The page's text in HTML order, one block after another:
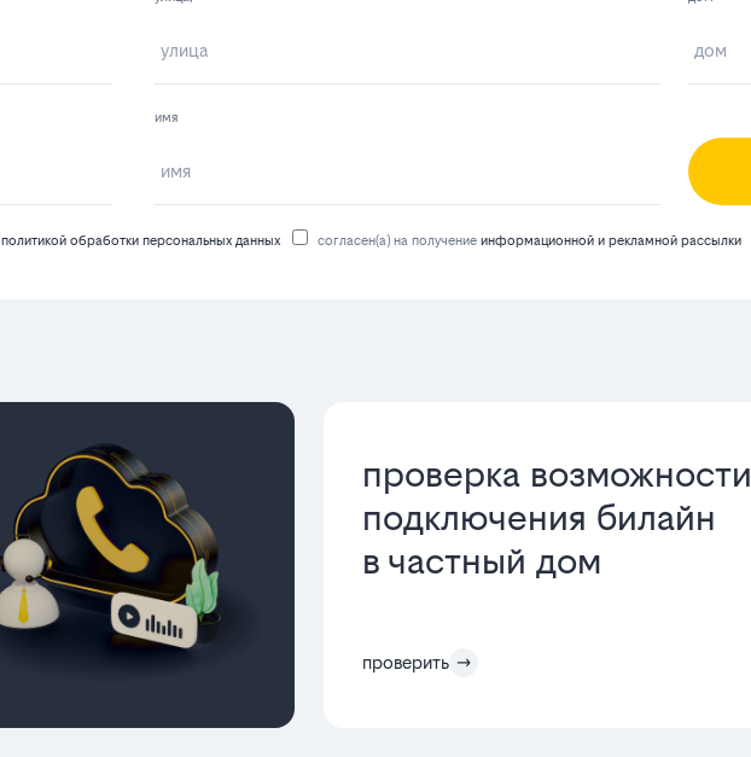
имя
политикой обработки персональных данных согласен(а) на получение информационной и рекламной рассылки
проверка возможности
подключения билайн
в частный дом
проверить